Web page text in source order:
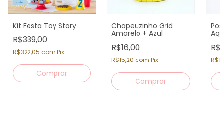
Kit Festa Toy Story
R$339,00
R$322,05 com Pix
Chapeuzinho Grid
Amarelo + Azul
R$16,00
R$15,20com Pix